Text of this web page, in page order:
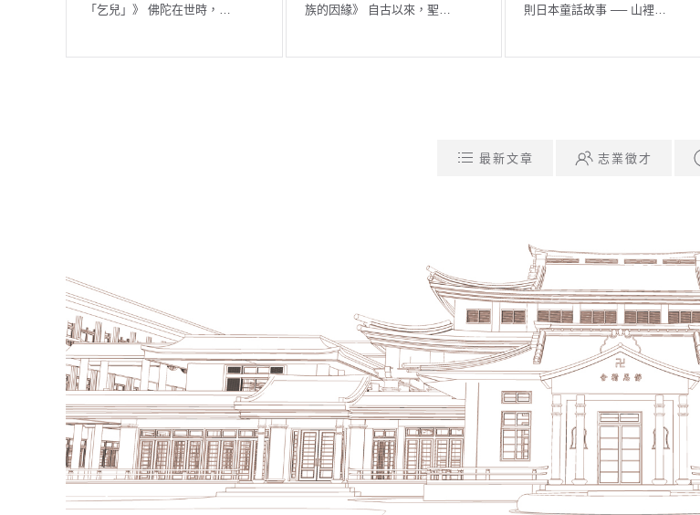
「乞兒」》 佛陀在世時，…
族的因緣》 自古以來，聖…
則日本童話故事 ── 山裡…
最新文章 志業徵才